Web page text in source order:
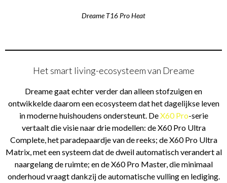
Dreame T16 Pro Heat
Het smart living-ecosysteem van Dreame
Dreame gaat echter verder dan alleen stofzuigen en
ontwikkelde daarom een ecosysteem dat het dagelijkse leven
in moderne huishoudens ondersteunt. DeX60 Pro-serie
vertaalt die visie naar drie modellen: de X60 Pro Ultra
Complete, het paradepaardje van de reeks; de X60 Pro Ultra
Matrix, met een systeem dat de dweil automatisch verandert al
naargelang de ruimte; en de X60 Pro Master, die minimaal
onderhoud vraagt dankzij de automatische vulling en lediging.